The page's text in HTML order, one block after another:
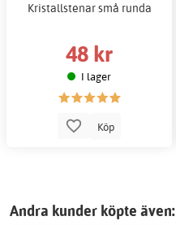
Kristallstenar små runda
48 kr
I lager
Köp
Andra kunder köpte även: